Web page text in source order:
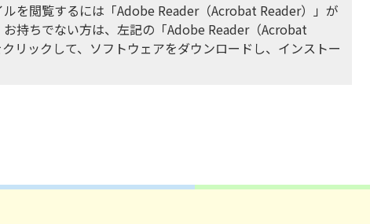
ルを閲覧するには「Adobe Reader（Acrobat Reader）」が
お持ちでない方は、左記の「Adobe Reader（Acrobat
リックして、ソフトウェアをダウンロードし、インストー